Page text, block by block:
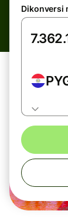
Dikonversi